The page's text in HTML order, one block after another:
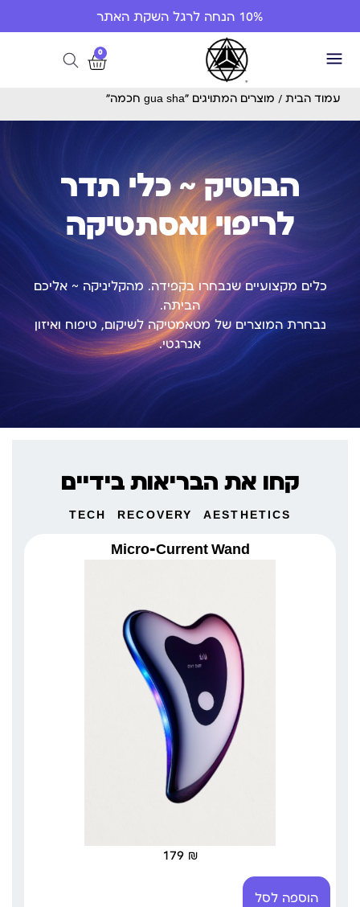
10% הנחה לרגל השקת האתר
0
עמוד הבית / מוצרים המתויגים “gua sha חכמה”
הבוטיק ~ כלי תדר
לריפוי ואסתטיקה
כלים מקצועיים שנבחרו בקפידה. מהקליניקה ~ אליכם
הביתה.
נבחרת המוצרים של מטאמטיקה לשיקום, טיפוח ואיזון
אנרגטי.
קחו את הבריאות בידיים
AESTHETICS
RECOVERY
TECH
Micro-Current Wand
179 ₪
הוספה לסל